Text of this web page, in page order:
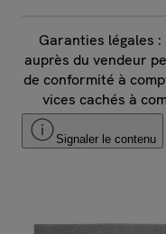
Garanties légales
auprès du vendeur
de conformité à
vices cachés à
Signaler le contenu